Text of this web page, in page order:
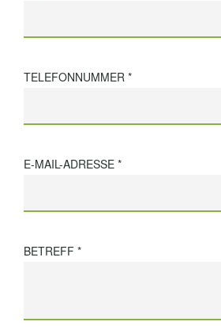
TELEFONNUMMER *
E-MAIL-ADRESSE *
BETREFF *